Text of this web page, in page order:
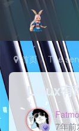
首页 The
Linux有
7年前